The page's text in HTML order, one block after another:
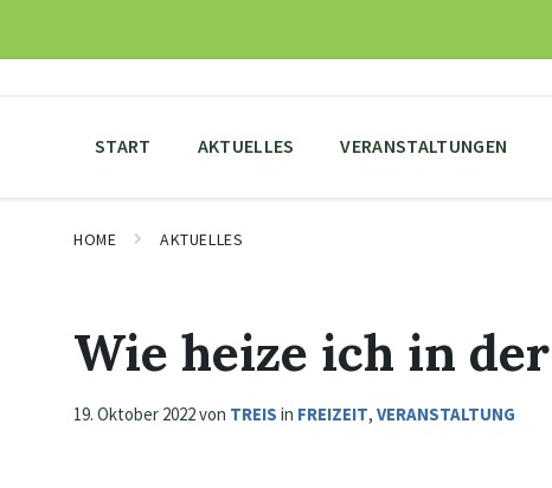
content
main
footer
START AKTUELLES VERANSTALTUNGEN
HOME AKTUELLES
Wie heize ich in
19. Oktober 2022von TREIS in FREIZEIT, VERANSTALTUNG